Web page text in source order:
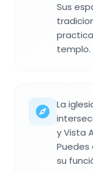
Sus
templo.
La
y Vista
Puedes
su